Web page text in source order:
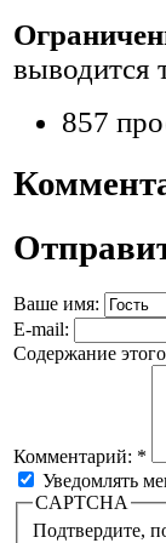
выводится
857
Ваше имя:
E-mail:
Содержание
Комментарий: *
Уведомлять
CAPTCHA
Подтвердите,